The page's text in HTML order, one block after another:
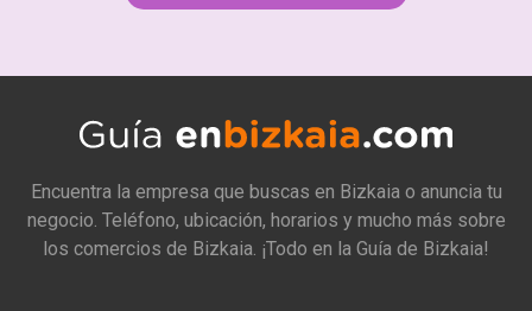
Encuentra la empresa que buscas en Bizkaia o anuncia tu
negocio. Teléfono, ubicación, horarios y mucho más sobre
los comercios de Bizkaia. ¡Todo en la Guía de Bizkaia!